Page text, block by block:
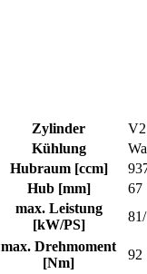
Zylinder
V2
Kühlung
Hubraum [ccm]
Hub [mm]
67
max. Leistung
[kW/PS]
max. Drehmoment
[Nm]
92